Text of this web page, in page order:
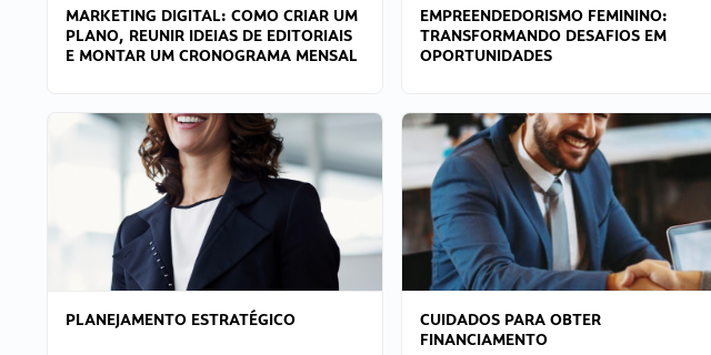
MARKETING DIGITAL: COMO CRIAR UM
PLANO, REUNIR IDEIAS DE EDITORIAIS
E MONTAR UM CRONOGRAMA MENSAL
EMPREENDEDORISMO FEMININO:
TRANSFORMANDO DESAFIOS EM
OPORTUNIDADES
PLANEJAMENTO ESTRATÉGICO
CUIDADOS PARA OBTER
FINANCIAMENTO